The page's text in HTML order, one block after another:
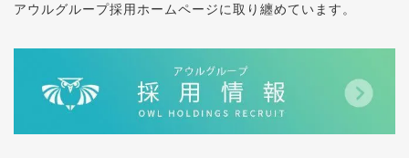
アウルグループ採用ホームページに取り纏めています。